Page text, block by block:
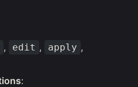
, edit , apply ,
: